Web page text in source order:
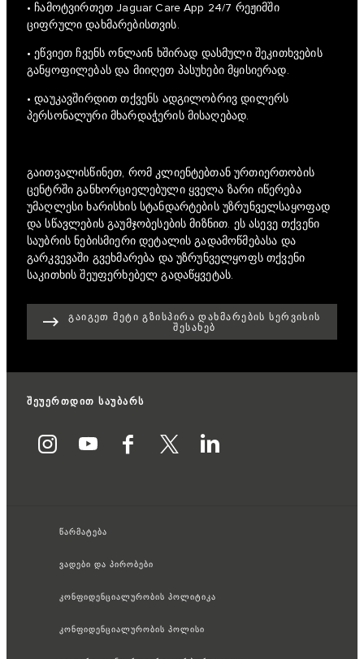
• ჩამოტვირთეთ Jaguar Care App 24/7 რეჟიმში
ციფრული დახმარებისთვის.
• ეწვიეთ ჩვენს ონლაინ ხშირად დასმული შეკითხვების
განყოფილებას და მიიღეთ პასუხები მყისიერად.
• დაუკავშირდით თქვენს ადგილობრივ დილერს
პერსონალური მხარდაჭერის მისაღებად.
გაითვალისწინეთ, რომ კლიენტებთან ურთიერთობის
ცენტრში განხორციელებული ყველა ზარი იწერება
უმაღლესი ხარისხის სტანდარტების უზრუნველსაყოფად
და სწავლების გაუმჯობესების მიზნით. ეს ასევე თქვენი
საუბრის ნებისმიერი დეტალის გადამოწმებასა და
გარკვევაში გვეხმარება და უზრუნველყოფს თქვენი
საკითხის შეუფერხებელ გადაწყვეტას.
ᲒᲐᲘᲒᲔᲗ ᲛᲔᲢᲘ ᲒᲖᲘᲡᲞᲘᲠᲐ ᲓᲐᲮᲛᲐᲠᲔᲑᲘᲡ ᲡᲔᲠᲕᲘᲡᲘᲡ
ᲨᲔᲡᲐᲮᲔᲑ
შეუერთდით საუბარს
წარმატება
ვადები და პირობები
კონფიდენციალურობის პოლიტიკა
კონფიდენციალურობის პოლისი